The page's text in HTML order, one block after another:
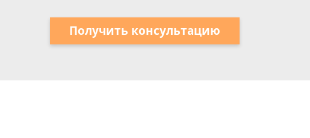
Получить консультацию